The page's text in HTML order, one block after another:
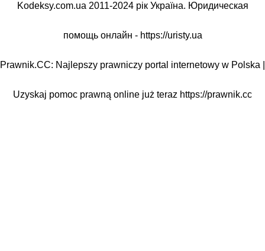
Kodeksy.com.ua 2011-2024 рік Україна. Юридическая
помощь онлайн - https://uristy.ua
Prawnik.CC: Najlepszy prawniczy portal internetowy w Polska |
Uzyskaj pomoc prawną online już teraz https://prawnik.cc